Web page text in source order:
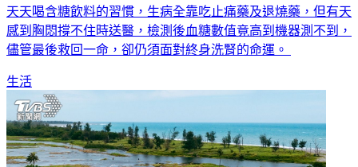
天天喝含糖飲料的習慣，生病全靠吃止痛藥及退燒藥，但有天
感到胸悶撐不住時送醫，檢測後血糖數值竟高到機器測不到，
儘管最後救回一命，卻仍須面對終身洗腎的命運。
生活